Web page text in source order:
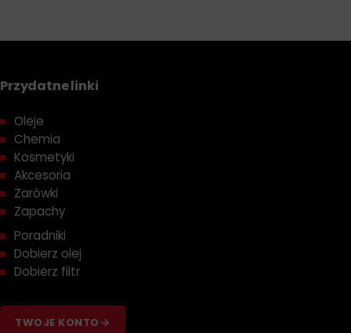
Przydatne linki
Oleje
Chemia
Kosmetyki
Akcesoria
Żarówki
Zapachy
Poradniki
Dobierz olej
Dobierz filtr
TWOJE KONTO